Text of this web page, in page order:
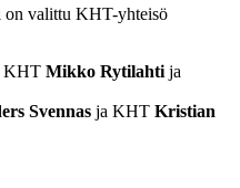
on valittu KHT-yhteisö
KHT Mikko Rytilahti ja
Svennas ja KHT Kristian